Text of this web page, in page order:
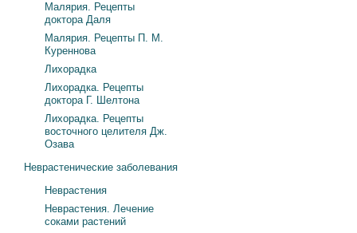
Малярия. Рецепты
доктора Даля
Малярия. Рецепты П. М.
Куреннова
Лихорадка
Лихорадка. Рецепты
доктора Г. Шелтона
Лихорадка. Рецепты
восточного целителя Дж.
Озава
Неврастенические заболевания
Неврастения
Неврастения. Лечение
соками растений